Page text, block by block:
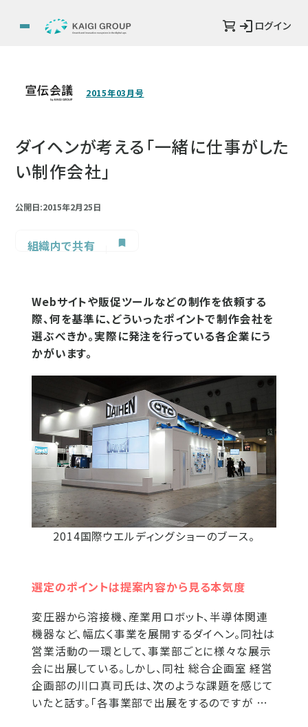
ログイン
2015年03月号
ダイヘンが考える「一緒に仕事がした
い制作会社」
公開日:2015年2月25日
組織内で共有
Webサイトや販促ツールなどの制作を依頼する
際、何を基準に、どういったポイントで制作会社を
選ぶべきか。実際に発注を行っている各企業にう
かがいます。
2014国際ウエルディングショーのブース。
選定のポイントは提案内容から見る本気度
変圧器から溶接機、産業用ロボット、半導体関連
機器など、幅広く事業を展開するダイヘン。同社は
営業活動の一環として、事業部ごとに様々な展示
会に出展している。しかし、同社 総合企画室 経営
企画部の川口真司氏は、次のような課題を感じて
いたと話す。「各事業部で出展をするのですが …